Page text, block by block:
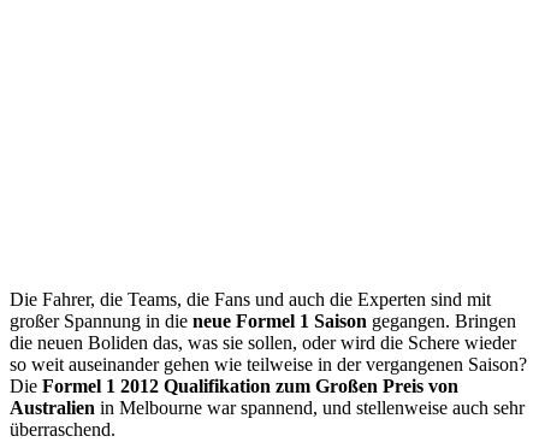
Die Fahrer, die Teams, die Fans und auch die Experten sind mit
großer Spannung in die neue Formel 1 Saison gegangen. Bringen
die neuen Boliden das, was sie sollen, oder wird die Schere wieder
so weit auseinander gehen wie teilweise in der vergangenen Saison?
Die Formel 1 2012 Qualifikation zum Großen Preis von
Australien in Melbourne war spannend, und stellenweise auch sehr
überraschend.